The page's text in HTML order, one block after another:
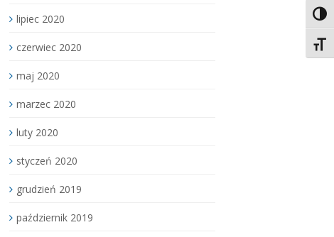
lipiec 2020
czerwiec 2020
maj 2020
marzec 2020
luty 2020
styczeń 2020
grudzień 2019
październik 2019